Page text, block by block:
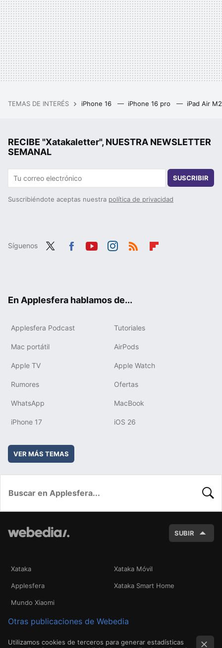
TEMAS DE INTERÉS iPhone 16 iPhone 16 pro iPad Air
RECIBE "Xatakaletter", NUESTRA NEWSLETTER
SEMANAL
SUSCRIBIR
Suscribiéndote aceptas nuestra política de privacidad
Síguenos
En Applesfera hablamos de...
Applesfera Podcast Tutoriales
Mac portátil AirPods
Apple TV Apple Watch
Rumores Ofertas
WhatsApp MacBook
iPhone 17 iOS 26
VER MÁS TEMAS
SUBIR
Xataka Xataka Móvil
Applesfera Xataka Smart Home
Mundo Xiaomi
Otras publicaciones de Webedia
Utilizamos cookies de terceros para generar estadísticas